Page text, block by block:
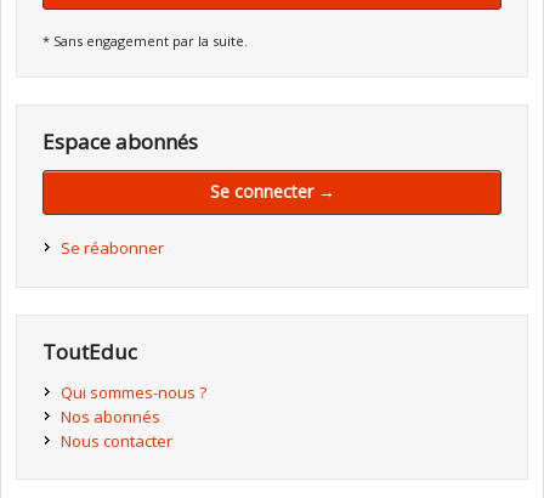
* Sans engagement par la suite.
Espace abonnés
Se connecter →
Se réabonner
ToutEduc
Qui sommes-nous ?
Nos abonnés
Nous contacter